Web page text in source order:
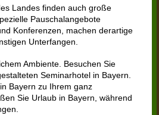
Landes finden auch große
Pauschalangebote
Konferenzen, machen derartige
Unterfangen.
Ambiente. Besuchen Sie
Seminarhotel in Bayern.
Bayern zu Ihrem ganz
Sie Urlaub in Bayern, während